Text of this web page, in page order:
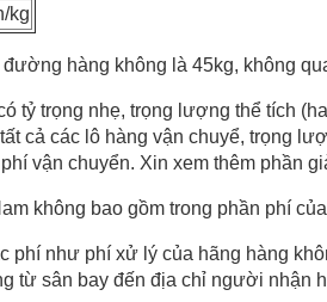
kg
hàng không là 45kg, không
tỷ trọng nhẹ, trọng lượng thể tích
cả các lô hàng vận chuyể, trọng
vận chuyển. Xin xem thêm phần
không bao gồm trong phần phí
phí như phí xử lý của hãng hàng
từ sân bay đến địa chỉ người nhận